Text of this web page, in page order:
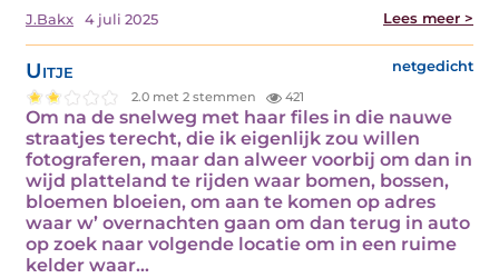
J.Bakx 4 juli 2025 Lees meer >
Uitje netgedicht
2.0 met 2 stemmen 421
Om na de snelweg met haar files in die nauwe
straatjes terecht, die ik eigenlijk zou willen
fotograferen, maar dan alweer voorbij om dan in
wijd platteland te rijden waar bomen, bossen,
bloemen bloeien, om aan te komen op adres
waar w’ overnachten gaan om dan terug in auto
op zoek naar volgende locatie om in een ruime
kelder waar…